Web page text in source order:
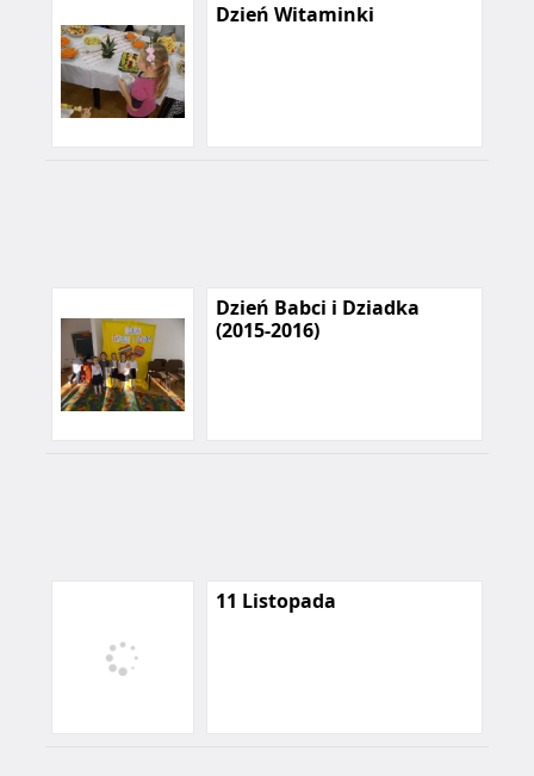
Dzień Witaminki
Dzień Babci i Dziadka
(2015-2016)
11 Listopada